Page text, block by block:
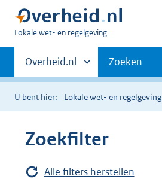
U
hier:
Lokale wet- en regelgeving
Primaire
navigatie
Andere
sites
binnen
Overheid.nl Zoeken
U bent hier: Lokale wet- en regelgeving
Zoekfilter
Alle filters herstellen